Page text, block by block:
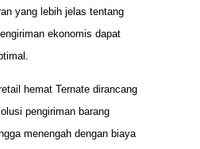
yang lebih jelas tentang
ekonomis dapat
hemat Ternate dirancang
pengiriman barang
menengah dengan biaya